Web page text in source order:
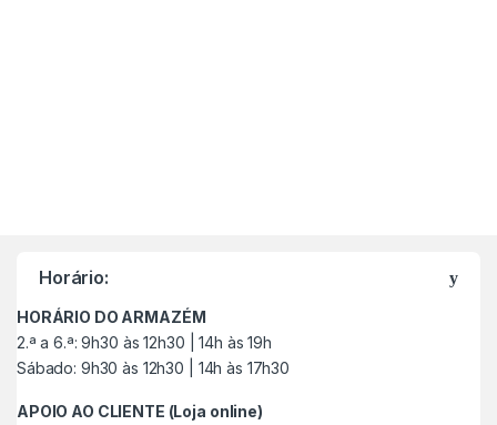
Horário:
HORÁRIO DO ARMAZÉM
2.ª a 6.ª: 9h30 às 12h30 | 14h às 19h
Sábado: 9h30 às 12h30 | 14h às 17h30
APOIO AO CLIENTE (Loja online)